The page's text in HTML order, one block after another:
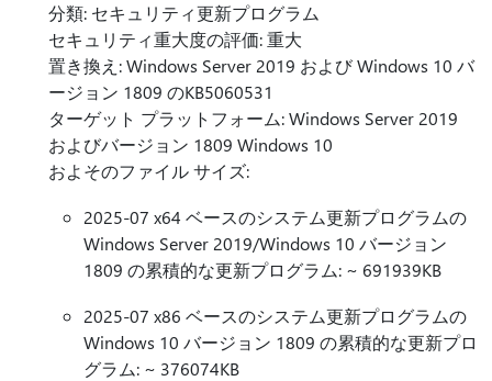
分類: セキュリティ更新プログラム
セキュリティ重大度の評価: 重大
置き換え: Windows Server 2019 および Windows 10 バ
ージョン 1809 のKB5060531
ターゲット プラットフォーム: Windows Server 2019
およびバージョン 1809 Windows 10
およそのファイル サイズ:
2025-07 x64 ベースのシステム更新プログラムの
Windows Server 2019/Windows 10 バージョン
1809 の累積的な更新プログラム: ~ 691939KB
2025-07 x86 ベースのシステム更新プログラムの
Windows 10 バージョン 1809 の累積的な更新プロ
グラム: ~ 376074KB